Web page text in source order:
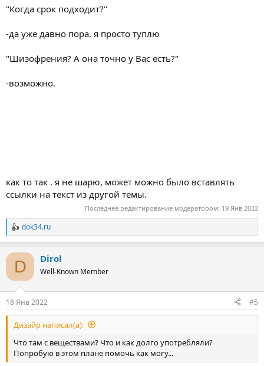
"Когда срок подходит?"
-да уже давно пора. я просто туплю
"Шизофрения? А она точно у Вас есть?"
-возможно.
как то так . я не шарю, может можно было вставлять
ссылки на текст из другой темы.
Последнее редактирование модератором: 19 Янв 2022
Р
е
и
dok34.ru
D Dirol
Well-Known Member
18 Янв 2022 #5
Дизайр написал(а):
Что там с веществами? Что и как долго употребляли?
Попробую в этом плане помочь как могу...